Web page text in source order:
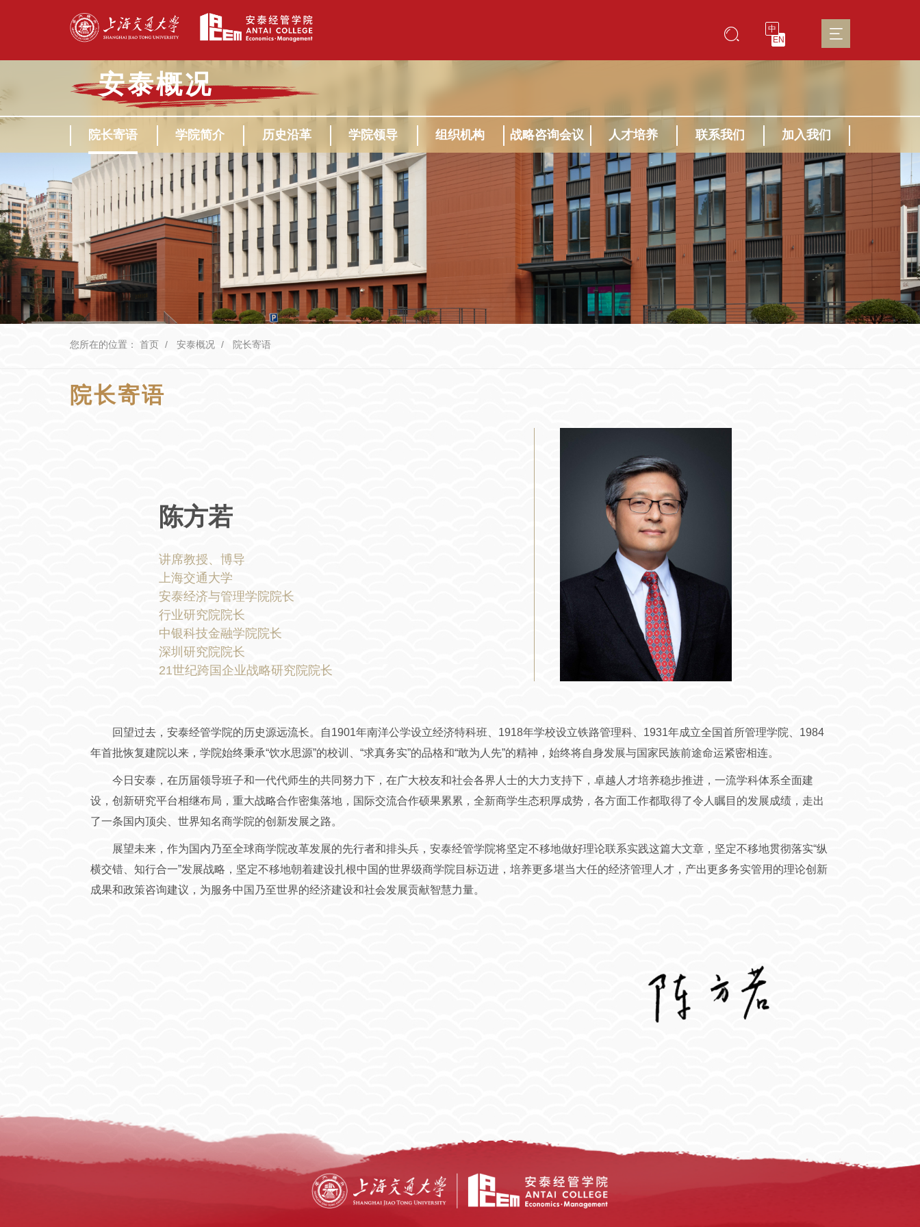
中
EN
安泰概况
院长寄语 学院简介 历史沿革 学院领导 组织机构 战略咨询会议 人才培养 联系我们 加入我们
您所在的位置： 首页 安泰概况 院长寄语
院长寄语
陈方若
讲席教授、博导
上海交通大学
安泰经济与管理学院院长
行业研究院院长
中银科技金融学院院长
深圳研究院院长
21世纪跨国企业战略研究院院长
回望过去，安泰经管学院的历史源远流长。自1901年南洋公学设立经济特科班、1918年学校设立铁路管理科、1931年成立全国首所管理学院、1984
年首批恢复建院以来，学院始终秉承“饮水思源”的校训、“求真务实”的品格和“敢为人先”的精神，始终将自身发展与国家民族前途命运紧密相连。
今日安泰，在历届领导班子和一代代师生的共同努力下，在广大校友和社会各界人士的大力支持下，卓越人才培养稳步推进，一流学科体系全面建
设，创新研究平台相继布局，重大战略合作密集落地，国际交流合作硕果累累，全新商学生态积厚成势，各方面工作都取得了令人瞩目的发展成绩，走出
了一条国内顶尖、世界知名商学院的创新发展之路。
展望未来，作为国内乃至全球商学院改革发展的先行者和排头兵，安泰经管学院将坚定不移地做好理论联系实践这篇大文章，坚定不移地贯彻落实“纵
横交错、知行合一”发展战略，坚定不移地朝着建设扎根中国的世界级商学院目标迈进，培养更多堪当大任的经济管理人才，产出更多务实管用的理论创新
成果和政策咨询建议，为服务中国乃至世界的经济建设和社会发展贡献智慧力量。